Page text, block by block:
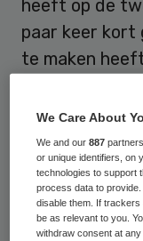
heeft op de
paar keer kort
te maken
meer
vragen van
23-jarige
de
lieten zien.
We Care About
We and our887
or unique identifiers, on
technologies to support
process data to
disable them. If
be as relevant to you.
withdraw consent at